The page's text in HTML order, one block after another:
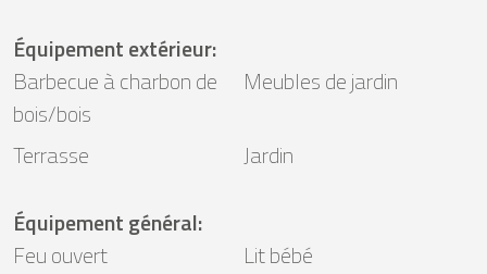
Équipement extérieur:
Barbecue à charbon de
bois/bois
Meubles de jardin
Terrasse
Jardin
Équipement général:
Feu ouvert
Lit bébé